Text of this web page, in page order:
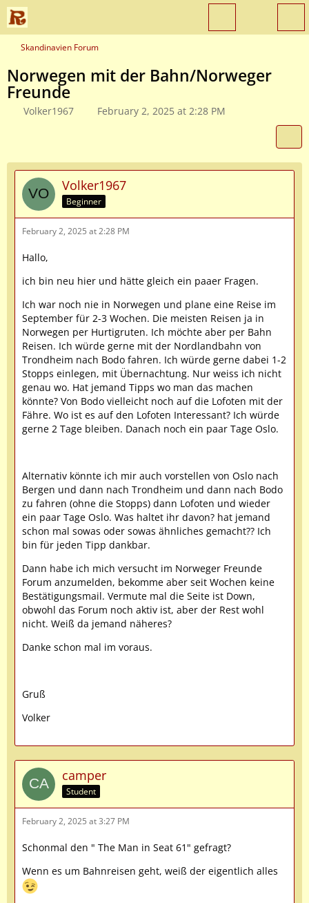
Skandinavien Forum
Norwegen mit der Bahn/Norweger
Freunde
Volker1967 February 2, 2025 at 2:28 PM
Volker1967
Beginner
February 2, 2025 at 2:28 PM
Hallo,
ich bin neu hier und hätte gleich ein paaer Fragen.
Ich war noch nie in Norwegen und plane eine Reise im
September für 2-3 Wochen. Die meisten Reisen ja in
Norwegen per Hurtigruten. Ich möchte aber per Bahn
Reisen. Ich würde gerne mit der Nordlandbahn von
Trondheim nach Bodo fahren. Ich würde gerne dabei 1-2
Stopps einlegen, mit Übernachtung. Nur weiss ich nicht
genau wo. Hat jemand Tipps wo man das machen
könnte? Von Bodo vielleicht noch auf die Lofoten mit der
Fähre. Wo ist es auf den Lofoten Interessant? Ich würde
gerne 2 Tage bleiben. Danach noch ein paar Tage Oslo.
Alternativ könnte ich mir auch vorstellen von Oslo nach
Bergen und dann nach Trondheim und dann nach Bodo
zu fahren (ohne die Stopps) dann Lofoten und wieder
ein paar Tage Oslo. Was haltet ihr davon? hat jemand
schon mal sowas oder sowas ähnliches gemacht?? Ich
bin für jeden Tipp dankbar.
Dann habe ich mich versucht im Norweger Freunde
Forum anzumelden, bekomme aber seit Wochen keine
Bestätigungsmail. Vermute mal die Seite ist Down,
obwohl das Forum noch aktiv ist, aber der Rest wohl
nicht. Weiß da jemand näheres?
Danke schon mal im voraus.
Gruß
Volker
camper
Student
February 2, 2025 at 3:27 PM
Schonmal den " The Man in Seat 61" gefragt?
Wenn es um Bahnreisen geht, weiß der eigentlich alles